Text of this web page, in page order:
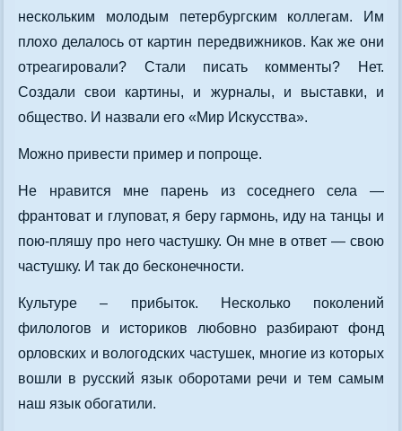
нескольким молодым петербургским коллегам. Им
плохо делалось от картин передвижников. Как же они
отреагировали? Стали писать комменты? Нет.
Создали свои картины, и журналы, и выставки, и
общество. И назвали его «Мир Искусства».
Можно привести пример и попроще.
Не нравится мне парень из соседнего села —
франтоват и глуповат, я беру гармонь, иду на танцы и
пою-пляшу про него частушку. Он мне в ответ — свою
частушку. И так до бесконечности.
Культуре – прибыток. Несколько поколений
филологов и историков любовно разбирают фонд
орловских и вологодских частушек, многие из которых
вошли в русский язык оборотами речи и тем самым
наш язык обогатили.